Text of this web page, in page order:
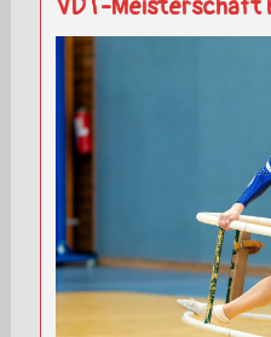
VDT-Meisterschaft